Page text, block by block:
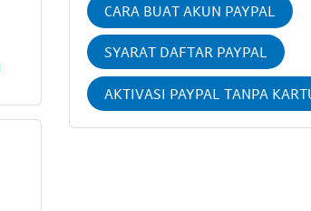
CARA BUAT AKUN PAYPAL
SYARAT DAFTAR PAYPAL
AKTIVASI PAYPAL TANPA